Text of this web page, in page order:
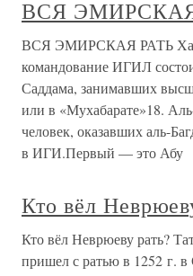
ВСЯ
ВСЯ ЭМИРСКАЯ РАТЬ
командование ИГИЛ
Саддама, занимавших
или в «Мухабарате»18.
человек, оказавших аль-
в ИГИ.Первый — это Абу
Кто вёл
Кто вёл Неврюеву рать?
пришел с ратью в 1252 г.